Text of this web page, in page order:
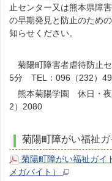
止センター又は熊本県障
の早期発見と防止のため
知らせください。
菊陽町障害者虐待防止
5分 TEL：096（232）
熊本菊陽学園 休日・
2）2080
菊陽町障がい福祉ガ
菊陽町障がい福祉ガイ
メガバイト）